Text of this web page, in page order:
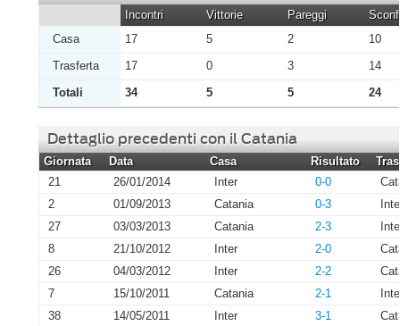
Incontri Vittorie Pareggi
Casa
17 5 2
10
Trasferta
17 0 3
14
Totali
34 5 5 24
Dettaglio precedenti con il Catania
Giornata Data Casa Risultato
21
26/01/2014 Inter 0-0
2
01/09/2013 Catania 0-3
27
03/03/2013 Catania 2-3
8
21/10/2012 Inter 2-0
26
04/03/2012 Inter 2-2
7
15/10/2011 Catania 2-1
38
14/05/2011 Inter 3-1